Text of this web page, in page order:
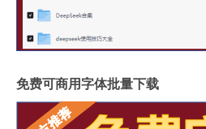
免费可商用字体批量下载